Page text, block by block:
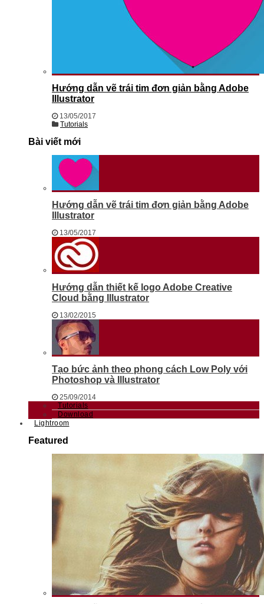
Hướng dẫn vẽ trái tim đơn giản bằng Adobe
Illustrator
13/05/2017
Tutorials
Bài viết mới
Hướng dẫn vẽ trái tim đơn giản bằng Adobe
Illustrator
13/05/2017
Hướng dẫn thiết kế logo Adobe Creative
Cloud bằng Illustrator
13/02/2015
Tạo bức ảnh theo phong cách Low Poly với
Photoshop và Illustrator
25/09/2014
Tutorials
Download
Lightroom
Featured